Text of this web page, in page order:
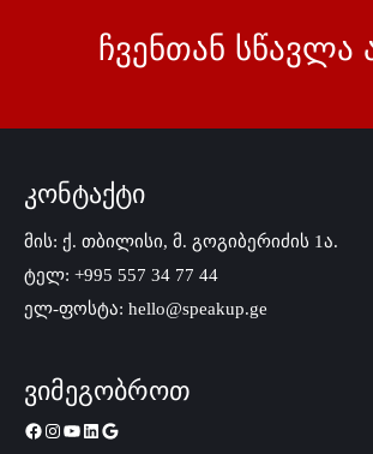
ჩვენთან სწავლა
კონტაქტი
მის: ქ. თბილისი, მ. გოგიბერიძის 1ა.
ტელ: +995 557 34 77 44
ელ-ფოსტა: hello@speakup.ge
ვიმეგობროთ